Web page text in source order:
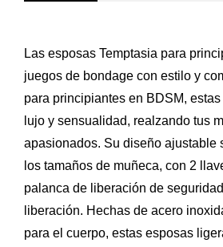
Las esposas Temptasia para
juegos de bondage con estilo y
para principiantes en BDSM,
lujo y sensualidad, realzando tus
apasionados. Su diseño ajustable
los tamaños de muñeca, con 2
palanca de liberación de
liberación. Hechas de acero
para el cuerpo, estas esposas